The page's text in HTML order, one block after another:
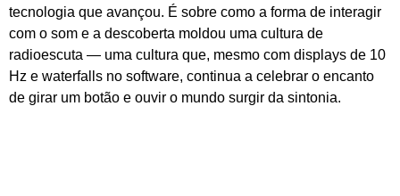
tecnologia que avançou. É sobre como a forma de interagir
com o som e a descoberta moldou uma cultura de
radioescuta — uma cultura que, mesmo com displays de 10
Hz e waterfalls no software, continua a celebrar o encanto
de girar um botão e ouvir o mundo surgir da sintonia.